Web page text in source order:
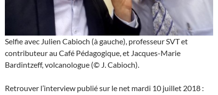
Selfie avec Julien Cabioch (à gauche), professeur SVT et
contributeur au Café Pédagogique, et Jacques-Marie
Bardintzeff, volcanologue (© J. Cabioch).
Retrouver l’interview publié sur le net mardi 10 juillet 2018 :